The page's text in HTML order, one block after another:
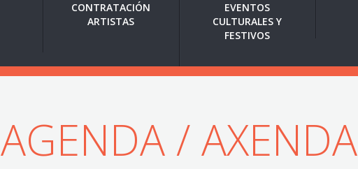
CONTRATACIÓN
ARTISTAS
EVENTOS
CULTURALES Y
FESTIVOS
AGENDA / AXENDA